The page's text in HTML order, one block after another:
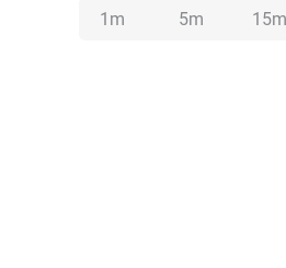
1m 5m 15m